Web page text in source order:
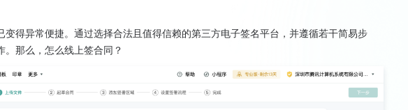
得异常便捷。通过选择合法且值得信赖的第三方电子签名平台，并遵循若干简易步
那么，怎么线上签合同？